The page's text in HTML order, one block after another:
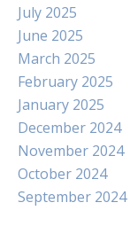
July 2025
June 2025
March 2025
February 2025
January 2025
December 2024
November 2024
October 2024
September 2024